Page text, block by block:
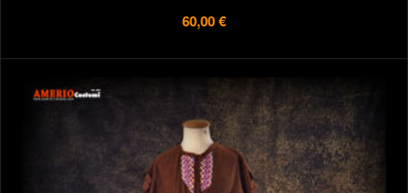
60,00 €